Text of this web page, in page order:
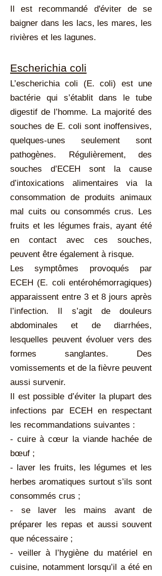
Il est recommandé d'éviter de se
baigner dans les lacs, les mares, les
rivières et les lagunes.
Escherichia coli
L’escherichia coli (E. coli) est une
bactérie qui s’établit dans le tube
digestif de l’homme. La majorité des
souches de E. coli sont inoffensives,
quelques-unes seulement sont
pathogènes. Régulièrement, des
souches d’ECEH sont la cause
d’intoxications alimentaires via la
consommation de produits animaux
mal cuits ou consommés crus. Les
fruits et les légumes frais, ayant été
en contact avec ces souches,
peuvent être également à risque.
Les symptômes provoqués par
ECEH (E. coli entérohémorragiques)
apparaissent entre 3 et 8 jours après
l’infection. Il s’agit de douleurs
abdominales et de diarrhées,
lesquelles peuvent évoluer vers des
formes sanglantes. Des
vomissements et de la fièvre peuvent
aussi survenir.
Il est possible d’éviter la plupart des
infections par ECEH en respectant
les recommandations suivantes :
- cuire à cœur la viande hachée de
bœuf ;
- laver les fruits, les légumes et les
herbes aromatiques surtout s’ils sont
consommés crus ;
- se laver les mains avant de
préparer les repas et aussi souvent
que nécessaire ;
- veiller à l’hygiène du matériel en
cuisine, notamment lorsqu’il a été en